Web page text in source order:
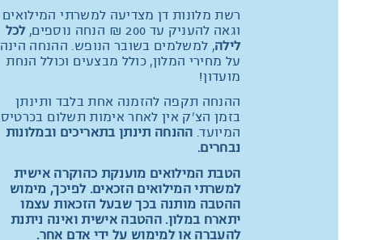
רשת מלונות דן מצדיעה למשרתי המילואים
וגאה להעניק עד 200 ₪ הנחה נוספים,
לכל
לילה, למשלמים בשובר הנופש. ההנחה הינה
על מחירי המלון, כולל מבצעים וכולל הנחת
מועדון!
ההנחה תקפה להזמנה אחת בלבד ותינתן
בזמן הצ'ק אין לאחר אימות תשלום בכרטיס
המיועד. ההנחה תינתן בתאריכים ובמלונות
נבחרים.
הטבת המילואים מוענקת כהוקרה אישית
למשרתי המילואים הזכאים. לפיכך, מימוש
ההטבה מותנה בכך שבעל הזכאות עצמו
יתארח במלון. ההטבה אישית ואינה ניתנת
להעברה או למימוש על ידי אדם אחר.